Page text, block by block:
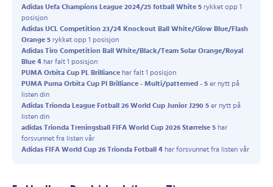
Adidas Uefa Champions League 2024/25 fotball White 5 rykket opp 1
posisjon
Adidas UCL Competition 23/24 Knockout Ball White/Glow Blue/Flash
Orange 5 rykket opp 1 posisjon
Adidas Tiro Competition Ball White/Black/Team Solar Orange/Royal
Blue 4 har falt 1 posisjon
PUMA Orbita Cup PL Brilliance har falt 1 posisjon
PUMA Puma Orbita Cup Pl Brilliance - Multi/patterned - 5 er nytt på
listen din
Adidas Trionda League Fotball 26 World Cup Junior J290 5 er nytt på
listen din
adidas Trionda Treningsball FIFA World Cup 2026 Størrelse 5 har
forsvunnet fra listen vår
Adidas FIFA World Cup 26 Trionda Fotball 4 har forsvunnet fra listen vår